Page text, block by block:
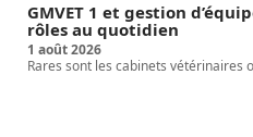
GMVET 1 et gestion
rôles au quotidien
1 août 2026
Rares sont les cabinets vétérinaires